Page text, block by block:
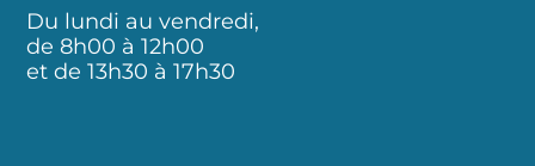
Du lundi au vendredi,
de 8h00 à 12h00
et de 13h30 à 17h30